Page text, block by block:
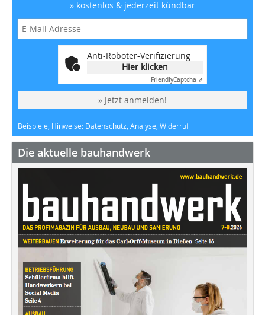
» kostenlos & jederzeit kündbar
Anti-Roboter-Verifizierung
Hier klicken
FriendlyCaptcha ⇗
» Jetzt anmelden!
Beispiele, Hinweise: Datenschutz, Analyse, Widerruf
Die aktuelle bauhandwerk